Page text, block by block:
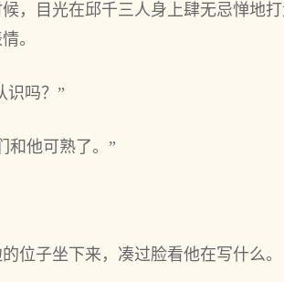
，目光在邱千三人身上肆无忌惮地
。
识吗？”
和他可熟了。”
位子坐下来，凑过脸看他在写什么。